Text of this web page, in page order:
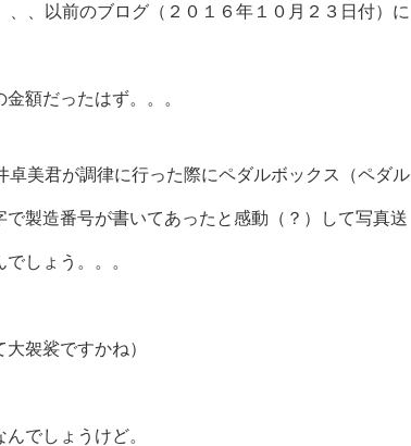
、以前のブログ（２０１６年１０月２３日付）に
額だったはず。。。
卓美君が調律に行った際にペダルボックス（ペダル
製造番号が書いてあったと感動（？）して写真送
しょう。。。
袈裟ですかね）
でしょうけど。